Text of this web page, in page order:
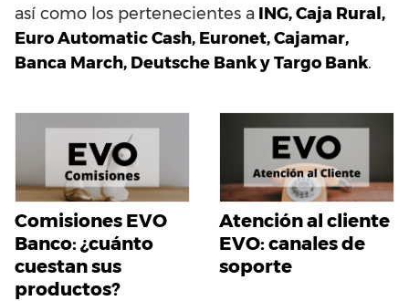
así como los pertenecientes a ING, Caja Rural,
Euro Automatic Cash, Euronet, Cajamar,
Banca March, Deutsche Bank y Targo Bank.
Comisiones EVO
Banco: ¿cuánto
cuestan sus
productos?
Atención al cliente
EVO: canales de
soporte